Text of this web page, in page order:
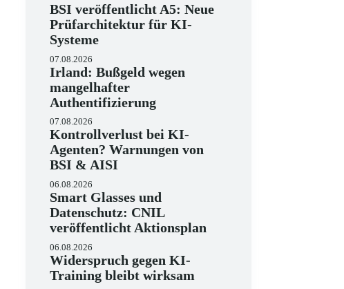
BSI veröffentlicht A5: Neue
Prüfarchitektur für KI-
Systeme
07.08.2026
Irland: Bußgeld wegen
mangelhafter
Authentifizierung
07.08.2026
Kontrollverlust bei KI-
Agenten? Warnungen von
BSI & AISI
06.08.2026
Smart Glasses und
Datenschutz: CNIL
veröffentlicht Aktionsplan
06.08.2026
Widerspruch gegen KI-
Training bleibt wirksam